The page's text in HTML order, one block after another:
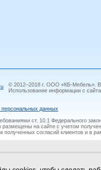
© 2012–2018 г. ООО «КБ-Мебель».
Использование информации с
персональных данных
ст. 10.1 Федерального
размещены на сайте с учетом
согласий клиентов и в